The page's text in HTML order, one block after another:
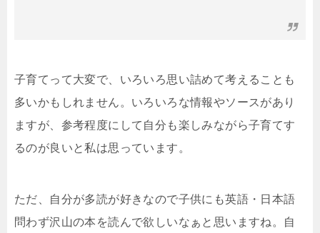
子育てって大変で、いろいろ思い詰めて考えることも
多いかもしれません。いろいろな情報やソースがあり
ますが、参考程度にして自分も楽しみながら子育てす
るのが良いと私は思っています。
ただ、自分が多読が好きなので子供にも英語・日本語
問わず沢山の本を読んで欲しいなぁと思いますね。自